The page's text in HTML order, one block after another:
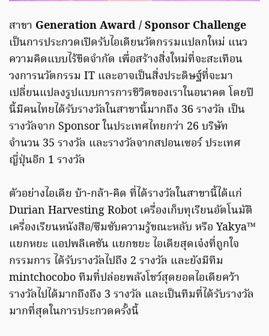
สาขา Generation Award / Sponsor Challenge
เป็นการประกวดเปิดรับไอเดียนวัตกรรมแปลกใหม่ แนว
ความคิดแบบไร้ขีดจำกัด เพื่อสร้างสิ่งใหม่ที่จะสะเทือน
วงการนวัตกรรม IT และอาจเป็นสิ่งประดิษฐ์ที่จะมา
เปลี่ยนแปลงรูปแบบการการชีวิตของเราในอนาคต โดยปี
นี้มีคนไทยได้รับรางวัลในสาขานี้มากถึง 36 รางวัล เป็น
รางวัลจาก Sponsor ในประเทศไทยกว่า 26 บริษัท
จำนวน 35 รางวัล และรางวัลจากสปอนเซอร์ ประเทศ
ญี่ปุ่นอีก 1 รางวัล
ตัวอย่างไอเดีย บ้า-กล้า-คิด ที่ได้รางวัลในสาขานี้ได้แก่
Durian Harvesting Robot เครื่องเก็บทุเรียนอัตโนมัติ
เครื่องเรียนหนังสือ/ซึมซับความรู้ขณะหลับ หรือ Yakya™
แยกหยะ แอปพลิเคชัน แยกขยะ ไอเดียสุดเจ๋งที่ถูกใจ
กรรมการ ได้รับรางวัลไปถึง 2 รางวัล และยังมีทีม
mintchocobo ทีมที่ปล่อยพลังโชว์สุดยอดไอเดียคว้า
รางวัลไปได้มากถึงถึง 3 รางวัล และเป็นทีมที่ได้รับรางวัล
มากที่สุดในการประกวดครั้งนี้